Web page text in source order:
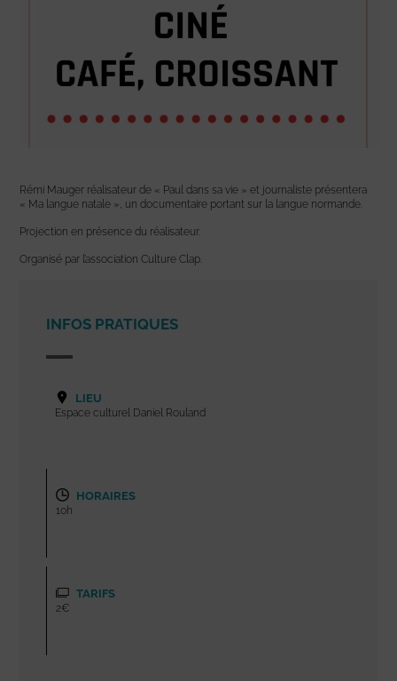
Rémi Mauger réalisateur de « Paul dans sa vie » et journaliste présentera
« Ma langue natale », un documentaire portant sur la langue normande.
Projection en présence du réalisateur.
Organisé par l’association Culture Clap.
INFOS PRATIQUES
LIEU
Espace culturel Daniel Rouland
HORAIRES
10h
TARIFS
2€